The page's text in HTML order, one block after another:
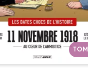
Autres tomes